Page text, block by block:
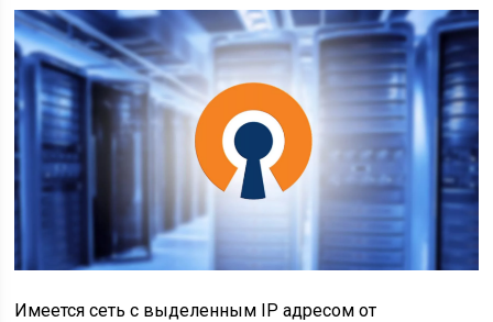
Имеется сеть с выделенным IP адресом от